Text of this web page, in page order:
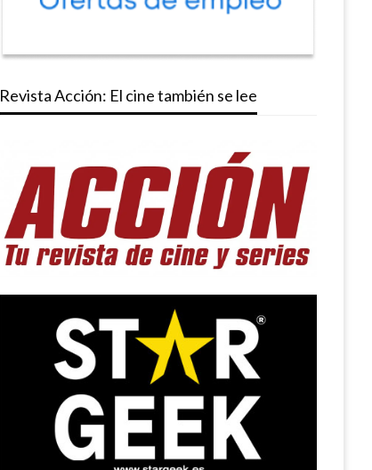
Revista Acción: El cine también se lee